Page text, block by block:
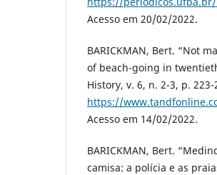
Acesso em 20/02/2022.
BARICKMAN, Bert. “Not
of beach-going in
History, v. 6, n. 2-3, p.
https://
Acesso em 14/02/2022.
BARICKMAN, Bert.
camisa: a polícia e as